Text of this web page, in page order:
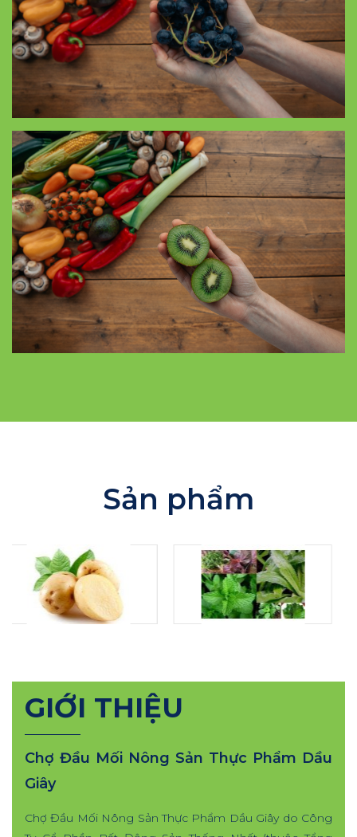
Sản phẩm
GIỚI THIỆU
Chợ Đầu Mối Nông Sản Thực Phẩm Dầu
Giây
Chợ Đầu Mối Nông Sản Thực Phẩm Dầu Giây do Công